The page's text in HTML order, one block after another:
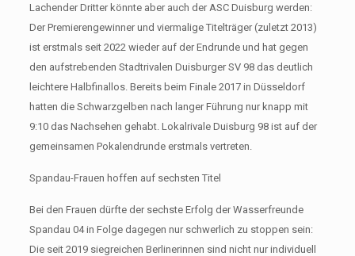
Lachender Dritter könnte aber auch der ASC Duisburg werden:
Der Premierengewinner und viermalige Titelträger (zuletzt 2013)
ist erstmals seit 2022 wieder auf der Endrunde und hat gegen
den aufstrebenden Stadtrivalen Duisburger SV 98 das deutlich
leichtere Halbfinallos. Bereits beim Finale 2017 in Düsseldorf
hatten die Schwarzgelben nach langer Führung nur knapp mit
9:10 das Nachsehen gehabt. Lokalrivale Duisburg 98 ist auf der
gemeinsamen Pokalendrunde erstmals vertreten.
Spandau-Frauen hoffen auf sechsten Titel
Bei den Frauen dürfte der sechste Erfolg der Wasserfreunde
Spandau 04 in Folge dagegen nur schwerlich zu stoppen sein:
Die seit 2019 siegreichen Berlinerinnen sind nicht nur individuell